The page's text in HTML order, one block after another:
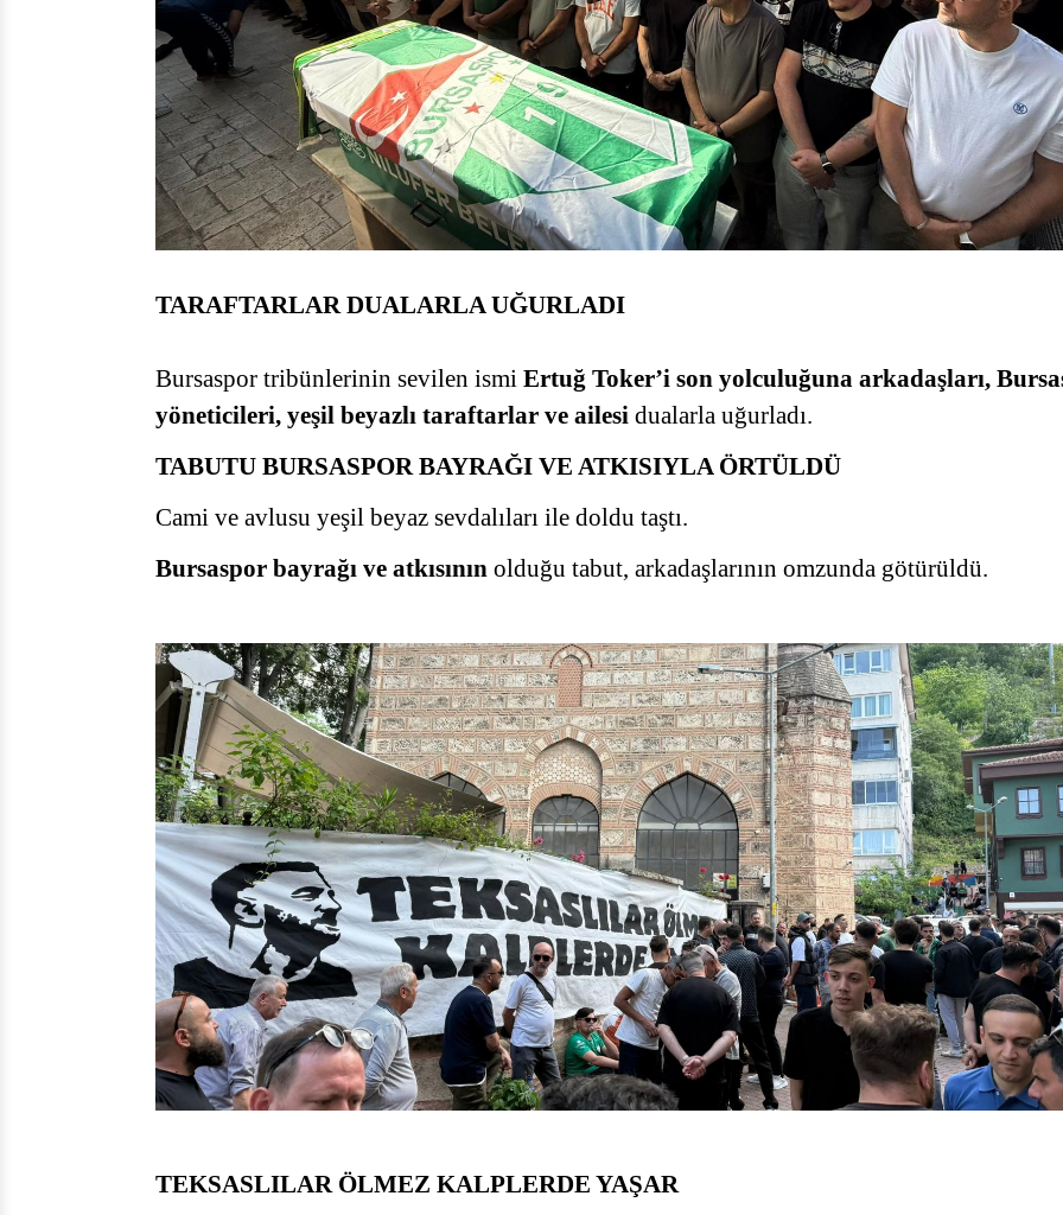
TARAFTARLAR DUALARLA UĞURLADI
Bursaspor tribünlerinin sevilen ismi Ertuğ Toker’i son yolculuğuna arkadaşları,
yöneticileri, yeşil beyazlı taraftarlar ve ailesi dualarla uğurladı.
TABUTU BURSASPOR BAYRAĞI VE ATKISIYLA ÖRTÜLDÜ
Cami ve avlusu yeşil beyaz sevdalıları ile doldu taştı.
Bursaspor bayrağı ve atkısının olduğu tabut, arkadaşlarının omzunda götürüldü.
TEKSASLILAR ÖLMEZ KALPLERDE YAŞAR